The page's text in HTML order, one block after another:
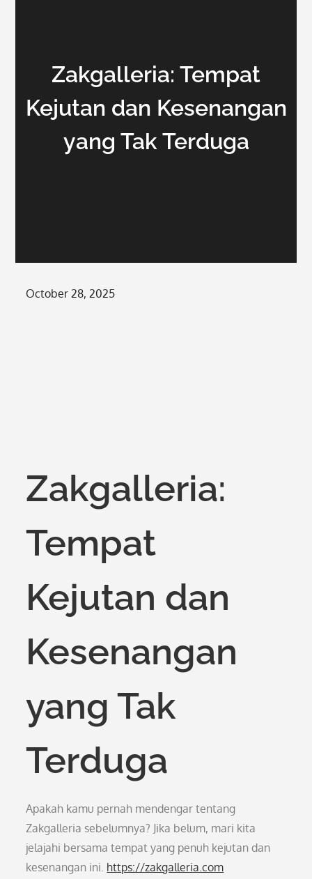
Zakgalleria: Tempat
Kejutan dan Kesenangan
yang Tak Terduga
Posted
October 28, 2025
Zakgalleria:
Tempat
Kejutan dan
Kesenangan
yang Tak
Terduga
Apakah kamu pernah mendengar tentang
Zakgalleria sebelumnya? Jika belum, mari kita
jelajahi bersama tempat yang penuh kejutan dan
kesenangan ini. https://zakgalleria.com